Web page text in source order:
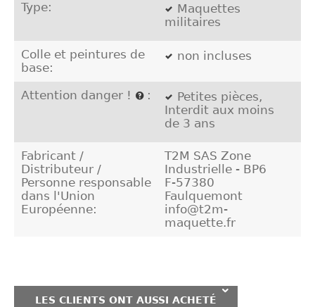
Type:
Maquettes
militaires
Colle et peintures de
base:
non incluses
Attention danger ! :
Petites pièces,
Interdit aux moins
de 3 ans
Fabricant /
Distributeur /
Personne responsable
dans l'Union
Européenne:
T2M SAS Zone
Industrielle - BP6
F-57380
Faulquemont
info@t2m-
maquette.fr
LES CLIENTS ONT AUSSI ACHETÉ